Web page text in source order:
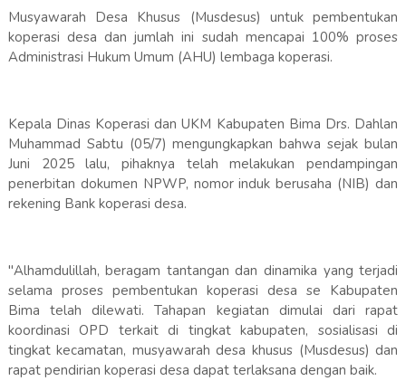
Musyawarah Desa Khusus (Musdesus) untuk pembentukan
koperasi desa dan jumlah ini sudah mencapai 100% proses
Administrasi Hukum Umum (AHU) lembaga koperasi.
Kepala Dinas Koperasi dan UKM Kabupaten Bima Drs. Dahlan
Muhammad Sabtu (05/7) mengungkapkan bahwa sejak bulan
Juni 2025 lalu, pihaknya telah melakukan pendampingan
penerbitan dokumen NPWP, nomor induk berusaha (NIB) dan
rekening Bank koperasi desa.
"Alhamdulillah, beragam tantangan dan dinamika yang terjadi
selama proses pembentukan koperasi desa se Kabupaten
Bima telah dilewati. Tahapan kegiatan dimulai dari rapat
koordinasi OPD terkait di tingkat kabupaten, sosialisasi di
tingkat kecamatan, musyawarah desa khusus (Musdesus) dan
rapat pendirian koperasi desa dapat terlaksana dengan baik.